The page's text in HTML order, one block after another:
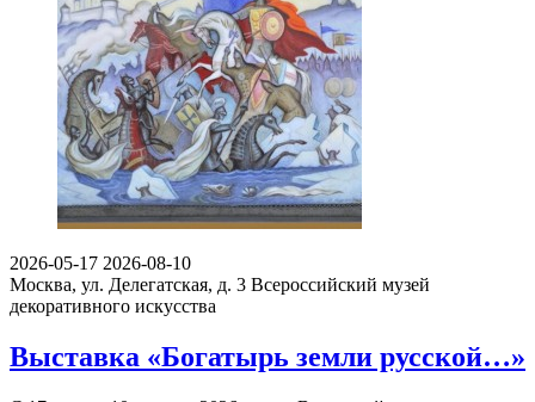
2026-05-17 2026-08-10
Москва, ул. Делегатская, д. 3 Всероссийский музей
декоративного искусства
Выставка «Богатырь земли русской…»